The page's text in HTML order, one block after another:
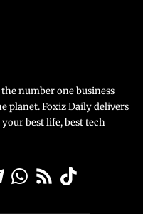
number one business
planet. Foxiz Daily delivers
best life, best tech